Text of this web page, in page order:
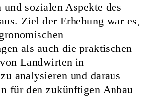
und sozialen Aspekte des
Ziel der Erhebung war es,
als auch die praktischen
Landwirten in
analysieren und daraus
für den zukünftigen Anbau